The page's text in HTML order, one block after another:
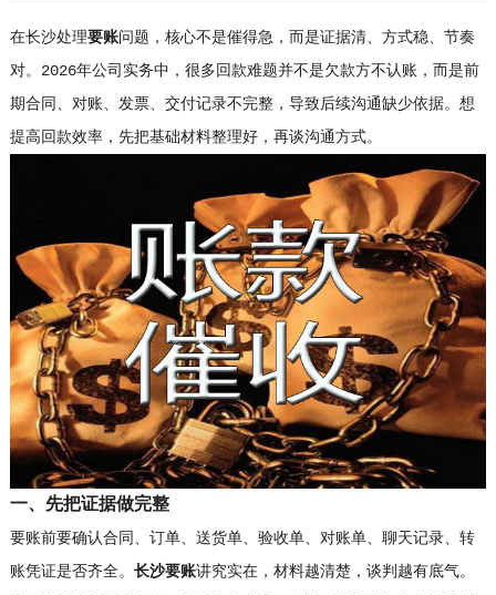
在长沙处理要账问题，核心不是催得急，而是证据清、方式稳、节奏
对。2026年公司实务中，很多回款难题并不是欠款方不认账，而是前
期合同、对账、发票、交付记录不完整，导致后续沟通缺少依据。想
提高回款效率，先把基础材料整理好，再谈沟通方式。
一、先把证据做完整
要账前要确认合同、订单、送货单、验收单、对账单、聊天记录、转
账凭证是否齐全。 长沙要账讲究实在，材料越清楚，谈判越有底气。